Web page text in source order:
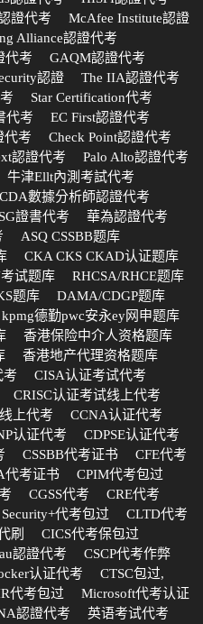
證代考
McAfee Institute認證
Alliance認證代考
代考
GAQM認證代考
認證
The IIA認證代考
Star Certification代考
代考
EC First認證代考
代考
Check Point認證代考
認證代考
Palo Alto認證代考
牛津Ellt內測考試代考
CDA數據分析師認證代考
證書代考
華為認證代考
ASQ CSSBB题库
CKA CKS CKAD认证题库
试题库
RHCSA/RHCE题库
题库
DAMA/CDGP题库
kpmg德勤pwc安永ey网申题库
香港保险中介人资格题库
香港地产代理资格题库
考
CISA认证考试代考
CRISC认证考试线上代考
上代考
CCNA认证代考
认证代考
CDPSE认证代考
CSSBB代考证书
CFE代考
代考证书
CPIM代考包过
CGSS代考
CRE代考
Security+代考包过
CLTD代考
刷
CICS代考保包过
認證代考
CSCP代考作弊
认证代考
CTSC包过,
代考包过
Microsoft代考认证
認證代考
英语考试代考